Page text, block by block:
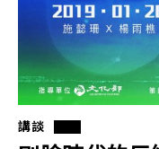
講談